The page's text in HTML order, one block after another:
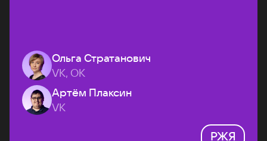
Ольга Стратанович
VK, ОК
Артём Плаксин
VK
РЖЯ